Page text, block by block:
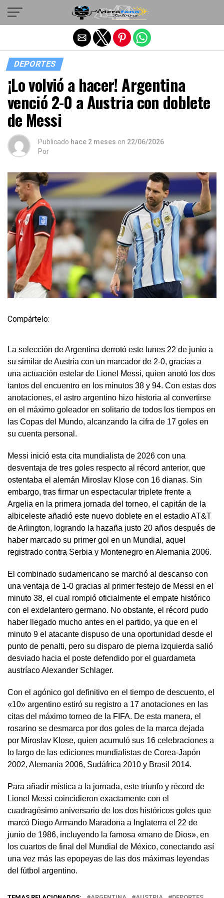
DEPORTES
¡Lo volvió a hacer! Argentina
venció 2-0 a Austria con doblete
de Messi
Publicado hace 2 meses en 22/06/2026
Por
Compártelo:
La selección de Argentina derrotó este lunes 22 de junio a
su similar de Austria con un marcador de 2-0, gracias a
una actuación estelar de Lionel Messi, quien anotó los dos
tantos del encuentro en los minutos 38 y 94. Con estas dos
anotaciones, el astro argentino hizo historia al convertirse
en el máximo goleador en solitario de todos los tiempos en
las Copas del Mundo, alcanzando la cifra de 17 goles en
su cuenta personal.
Messi inició esta cita mundialista de 2026 con una
desventaja de tres goles respecto al récord anterior, que
ostentaba el alemán Miroslav Klose con 16 dianas. Sin
embargo, tras firmar un espectacular triplete frente a
Argelia en la primera jornada del torneo, el capitán de la
albiceleste añadió este nuevo doblete en el estadio AT&T
de Arlington, logrando la hazaña justo 20 años después de
haber marcado su primer gol en un Mundial, aquel
registrado contra Serbia y Montenegro en Alemania 2006.
El combinado sudamericano se marchó al descanso con
una ventaja de 1-0 gracias al primer festejo de Messi en el
minuto 38, el cual rompió oficialmente el empate histórico
con el exdelantero germano. No obstante, el récord pudo
haber llegado mucho antes en el partido, ya que en el
minuto 9 el atacante dispuso de una oportunidad desde el
punto de penalti, pero su disparo de pierna izquierda salió
desviado hacia el poste defendido por el guardameta
austríaco Alexander Schlager.
Con el agónico gol definitivo en el tiempo de descuento, el
«10» argentino estiró su registro a 17 anotaciones en las
citas del máximo torneo de la FIFA. De esta manera, el
rosarino se desmarca por dos goles de la marca dejada
por Miroslav Klose, quien acumuló sus 16 celebraciones a
lo largo de las ediciones mundialistas de Corea-Japón
2002, Alemania 2006, Sudáfrica 2010 y Brasil 2014.
Para añadir mística a la jornada, este triunfo y récord de
Lionel Messi coincidieron exactamente con el
cuadragésimo aniversario de los dos históricos goles que
marcó Diego Armando Maradona a Inglaterra el 22 de
junio de 1986, incluyendo la famosa «mano de Dios», en
los cuartos de final del Mundial de México, conectando así
una vez más las epopeyas de las dos máximas leyendas
del fútbol argentino.
Salir de la versión móvil